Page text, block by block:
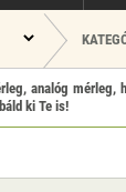
analóg mérleg,
ki Te is!